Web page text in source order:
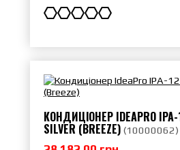
КОНДИЦІОНЕР IDEAPRO IPA-
SILVER (BREEZE) (10000062)